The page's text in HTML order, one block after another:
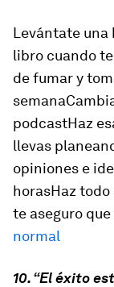
Levántate una
libro cuando
de fumar y
podcastHaz
llevas
opiniones e
horasHaz
te aseguro
normal
10. “El éxito